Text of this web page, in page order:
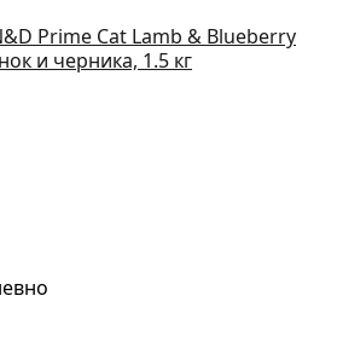
Prime Cat Lamb & Blueberry
и черника, 1.5 кг